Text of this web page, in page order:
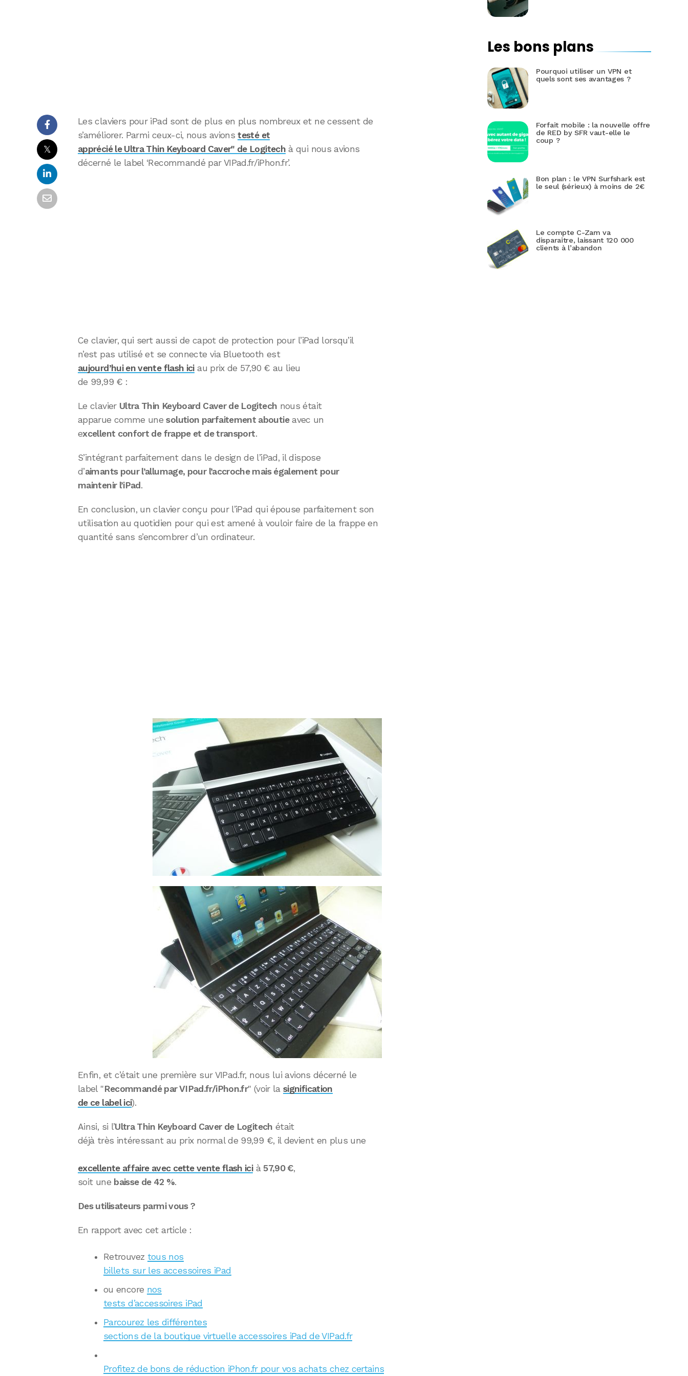
𝕏
Les claviers pour iPad sont de plus en plus nombreux et ne cessent de
s’améliorer. Parmi ceux-ci, nous avionstesté et
apprécié le Ultra Thin Keyboard Caver" de Logitech à qui nous avions
décerné le label ‘Recommandé par VIPad.fr/iPhon.fr’.
Ce clavier, qui sert aussi de capot de protection pour l’iPad lorsqu’il
n’est pas utilisé et se connecte via Bluetooth est
aujourd’hui en vente flash iciau prix de 57,90 € au lieu
de 99,99 € :
Le clavier Ultra Thin Keyboard Caver de Logitech nous était
apparue comme unesolution parfaitement aboutieavec un
excellent confort de frappe et de transport.
S’intégrant parfaitement dans le design de l’iPad, il dispose
d’aimants pour l’allumage, pour l’accroche mais également pour
maintenir l’iPad .
En conclusion, un clavier conçu pour l’iPad qui épouse parfaitement son
utilisation au quotidien pour qui est amené à vouloir faire de la frappe en
quantité sans s’encombrer d’un ordinateur.
Enfin, et c’était une première sur VIPad.fr, nous lui avions décerné le
label "Recommandé par VIPad.fr/iPhon.fr" (voir lasignification
de ce label ici).
Ainsi, si l’Ultra Thin Keyboard Caver de Logitech était
déjà très intéressant au prix normal de 99,99 €, il devient en plus une
excellente affaire avec cette vente flash icià57,90 €,
soit une baisse de 42 %.
Des utilisateurs parmi vous ?
En rapport avec cet article :
Retrouvez tous nos
billets sur les accessoires iPad
ou encore nos
tests d’accessoires iPad
Parcourez les différentes
sections de la boutique virtuelle accessoires iPad de VIPad.fr
Profitez de bons de réduction iPhon.fr pour vos achats chez certains
Les bons plans
Pourquoi utiliser un VPN et
quels sont ses avantages ?
Forfait mobile : la nouvelle offre
de RED by SFR vaut-elle le
coup ?
Bon plan : le VPN Surfshark est
le seul (sérieux) à moins de 2€
Le compte C-Zam va
disparaitre, laissant 120 000
clients à l’abandon